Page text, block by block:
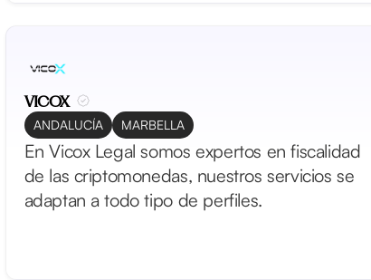
VICOX
ANDALUCÍA MARBELLA
En Vicox Legal somos expertos en fiscalidad
de las criptomonedas, nuestros servicios se
adaptan a todo tipo de perfiles.